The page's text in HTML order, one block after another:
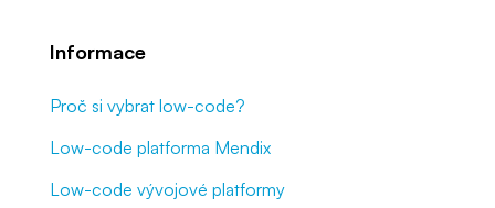
Informace
Proč si vybrat low-code?
Low-code platforma Mendix
Low-code vývojové platformy